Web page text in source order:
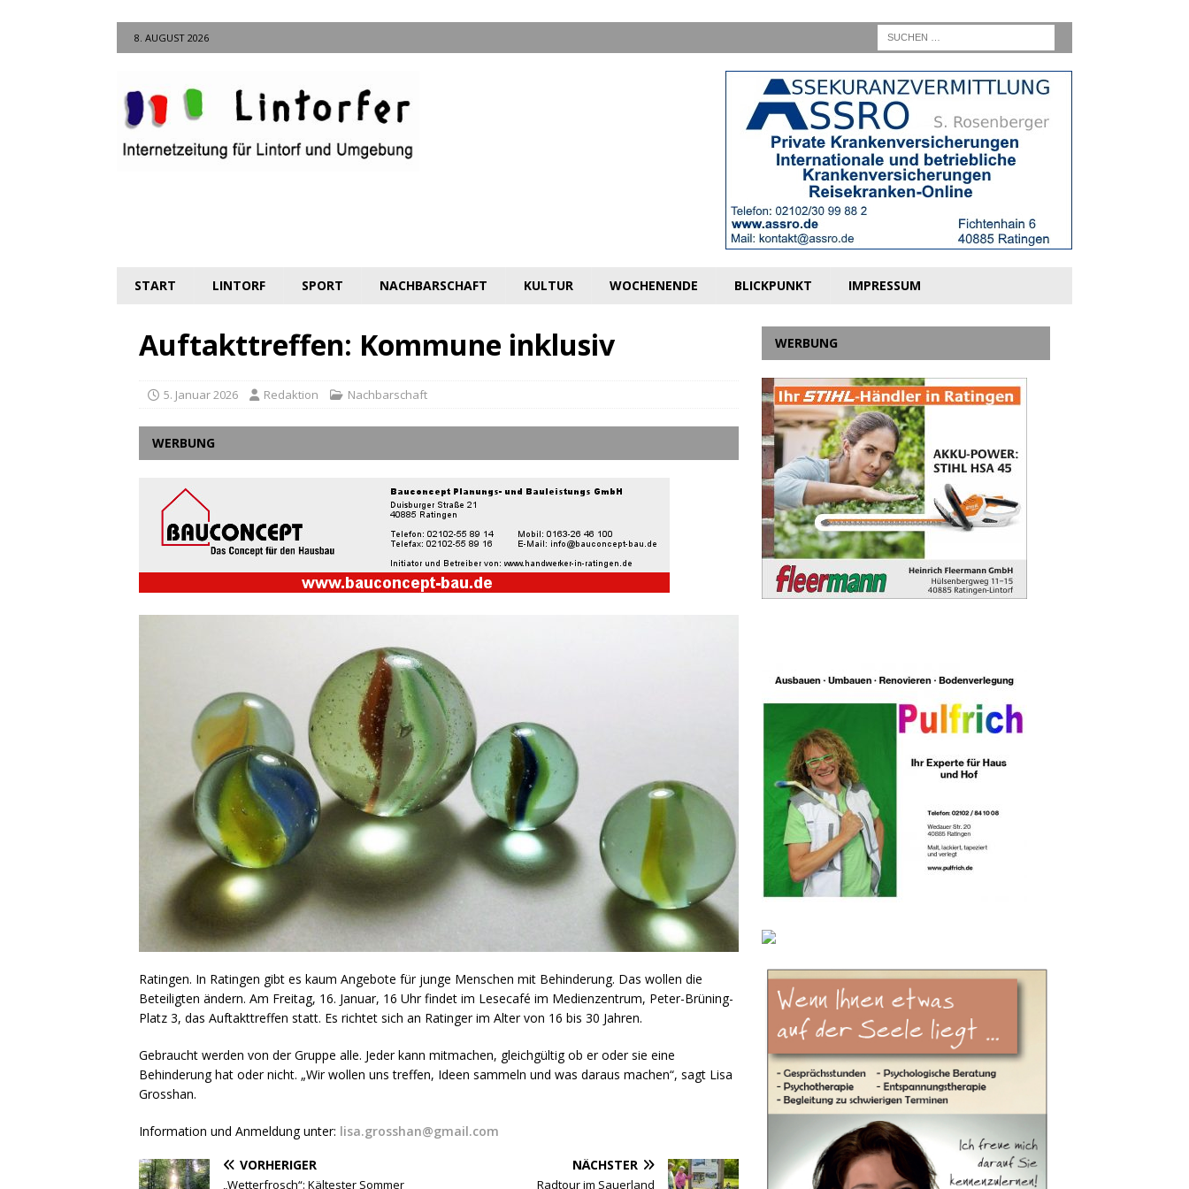
8. AUGUST 2026
START LINTORF SPORT NACHBARSCHAFT KULTUR WOCHENENDE BLICKPUNKT IMPRESSUM
Auftakttreffen: Kommune inklusiv
5. Januar 2026 Redaktion Nachbarschaft
WERBUNG
Ratingen. In Ratingen gibt es kaum Angebote für junge Menschen mit Behinderung. Das wollen die
Beteiligten ändern. Am Freitag, 16. Januar, 16 Uhr findet im Lesecafé im Medienzentrum, Peter-Brüning-
Platz 3, das Auftakttreffen statt. Es richtet sich an Ratinger im Alter von 16 bis 30 Jahren.
Gebraucht werden von der Gruppe alle. Jeder kann mitmachen, gleichgültig ob er oder sie eine
Behinderung hat oder nicht. „Wir wollen uns treffen, Ideen sammeln und was daraus machen“, sagt Lisa
Grosshan.
Information und Anmeldung unter: lisa.grosshan@gmail.com
VORHERIGER
„Wetterfrosch“: Kältester Sommer
NÄCHSTER
Radtour im Sauerland
WERBUNG